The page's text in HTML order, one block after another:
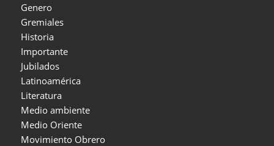
Genero
Gremiales
Historia
Importante
Jubilados
Latinoamérica
Literatura
Medio ambiente
Medio Oriente
Movimiento Obrero